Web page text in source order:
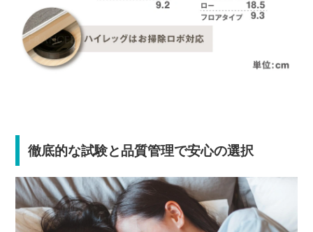
徹底的な試験と品質管理で安心の選択